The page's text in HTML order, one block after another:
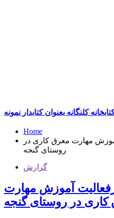
کلنگانه بعنوان کتابدار نمونه
Home
مهارت معرق کاری در
روستای گنجه
گزارش
آموزش مهارت
کاری در روستای گنجه